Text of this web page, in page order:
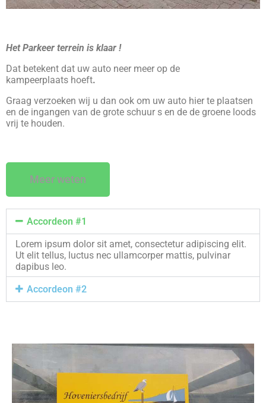
Het Parkeer terrein is klaar !
Dat betekent dat uw auto neer meer op de
kampeerplaats hoeft.
Graag verzoeken wij u dan ook om uw auto hier te plaatsen
en de ingangen van de grote schuur s en de de groene loods
vrij te houden.
Meer weten
Accordeon #1
Lorem ipsum dolor sit amet, consectetur adipiscing elit.
Ut elit tellus, luctus nec ullamcorper mattis, pulvinar
dapibus leo.
Accordeon #2